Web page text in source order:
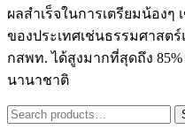
ผลสำเร็จในการเตรียมน้อง
ของประเทศเช่นธรรมศาสต
กสพท. ได้สูงมากที่สุดถึง
นานาชาติ
Search
for: